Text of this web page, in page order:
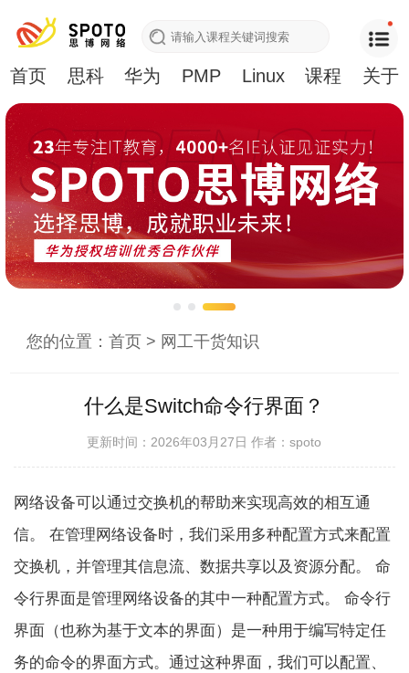
首页 思科 华为 PMP Linux 课程 关于
您的位置：首页 > 网工干货知识
什么是Switch命令行界面？
更新时间：2026年03月27日作者：spoto
网络设备可以通过交换机的帮助来实现高效的相互通
信。 在管理网络设备时，我们采用多种配置方式来配置
交换机，并管理其信息流、数据共享以及资源分配。 命
令行界面是管理网络设备的其中一种配置方式。 命令行
界面（也称为基于文本的界面）是一种用于编写特定任
务的命令的界面方式。通过这种界面，我们可以配置、